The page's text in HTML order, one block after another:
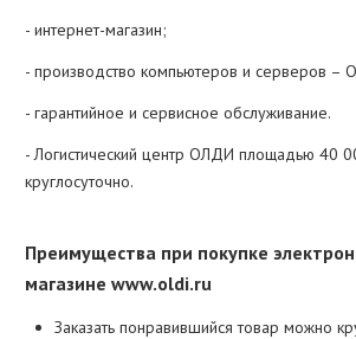
- интернет-магазин;
- производство компьютеров и серверов –
- гарантийное и сервисное обслуживание.
- Логистический центр ОЛДИ площадью 40
круглосуточно.
Преимущества при покупке
магазине www.oldi.ru
Заказать понравившийся товар можно